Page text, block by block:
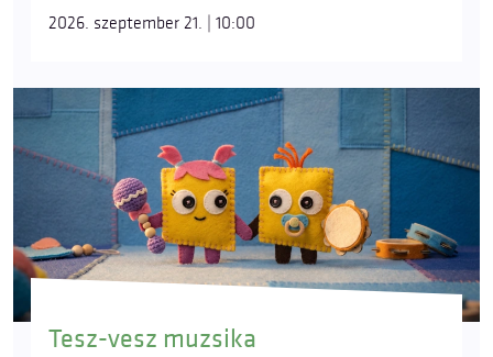
2026. szeptember 21. | 10:00
Tesz-vesz muzsika